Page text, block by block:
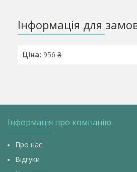
Інформація для
Ціна: 956 ₴
Інформація про компанію
Про нас
Відгуки